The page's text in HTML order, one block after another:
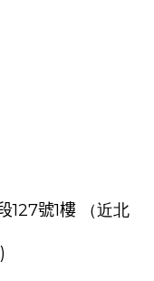
127號1樓 （近北